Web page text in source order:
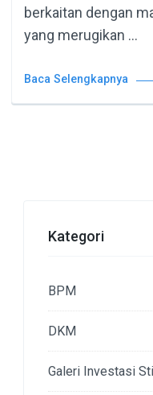
berkaitan dengan
yang merugikan …
Baca Selengkapnya
Kategori
BPM
DKM
Galeri Investasi